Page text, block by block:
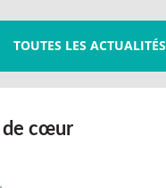
TOUTES LES ACTUALITÉS
de cœur